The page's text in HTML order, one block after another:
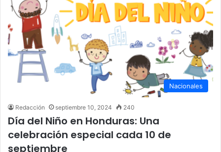
Nacionales
Redacción septiembre 10, 2024 240
Día del Niño en Honduras: Una
celebración especial cada 10 de
septiembre